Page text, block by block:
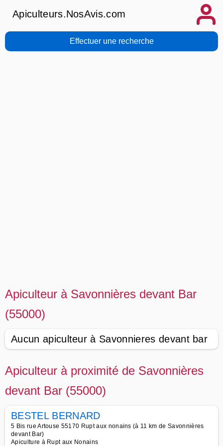
Apiculteurs.NosAvis.com
Effectuer une recherche
Apiculteur à Savonnières devant Bar
(55000)
Aucun apiculteur à Savonnieres devant bar
Apiculteur à proximité de Savonnières
devant Bar (55000)
BESTEL BERNARD
5 Bis rue Artouse 55170 Rupt aux nonains (à 11 km de Savonnières
devant Bar)
Apiculture à Rupt aux Nonains